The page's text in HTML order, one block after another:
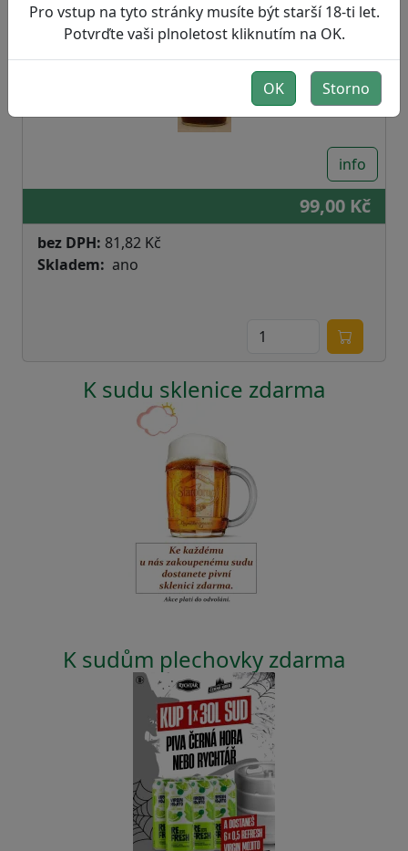
info
99,00 Kč
bez DPH: 81,82 Kč
Skladem
ano
K sudu sklenice zdarma
K sudům plechovky zdarma
Pro vstup na tyto stránky musíte být starší 18-ti let.
Potvrďte vaši plnoletost kliknutím na OK.
OK Storno